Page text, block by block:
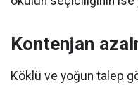
Kontenjan
Köklü ve yoğun talep